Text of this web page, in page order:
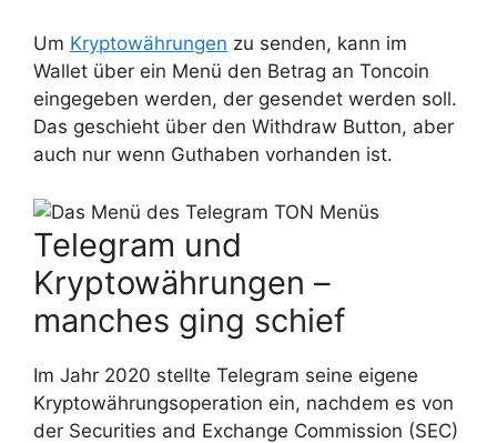
Um Kryptowährungen zu senden, kann im
Wallet über ein Menü den Betrag an Toncoin
eingegeben werden, der gesendet werden soll.
Das geschieht über den Withdraw Button, aber
auch nur wenn Guthaben vorhanden ist.
Telegram und
Kryptowährungen –
manches ging schief
Im Jahr 2020 stellte Telegram seine eigene
Kryptowährungsoperation ein, nachdem es von
der Securities and Exchange Commission (SEC)